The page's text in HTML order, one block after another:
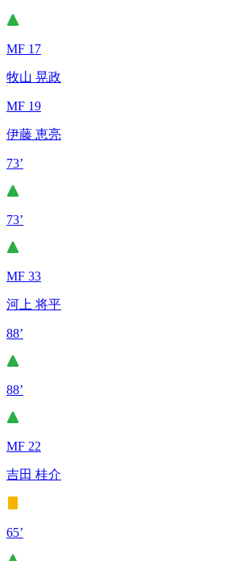
MF 17
牧山 晃政
MF 19
伊藤 恵亮
73’
73’
MF 33
河上 将平
88’
88’
MF 22
吉田 桂介
65’